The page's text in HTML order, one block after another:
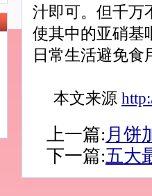
汁即可。但千万
使其中的亚硝基
日常生活避免
本文来源
上一篇: 月饼
下一篇:五大